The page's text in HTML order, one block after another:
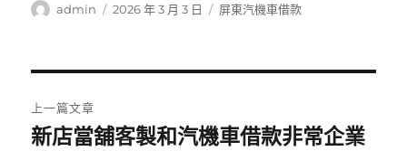
作
admin
發
2026 年 3 月 3 日
分
屏東汽機車借款
章
上一篇文章
上
新店當舖客製和汽機車借款非常企業